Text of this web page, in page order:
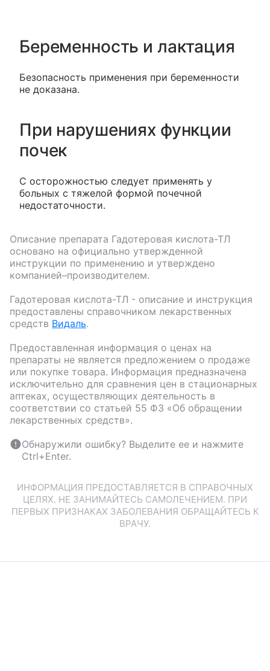
Беременность и лактация
Безопасность применения при беременности
не доказана.
При нарушениях функции
почек
С осторожностью следует применять у
больных с тяжелой формой почечной
недостаточности.
Описание препарата Гадотеровая кислота-ТЛ
основано на официально утвержденной
инструкции по применению и утверждено
компанией–производителем.
Гадотеровая кислота-ТЛ - описание и инструкция
предоставлены справочником лекарственных
средств Видаль.
Предоставленная информация о ценах на
препараты не является предложением о продаже
или покупке товара. Информация предназначена
исключительно для сравнения цен в стационарных
аптеках, осуществляющих деятельность в
соответствии со статьей 55 ФЗ «Об обращении
лекарственных средств».
Обнаружили ошибку? Выделите ее и нажмите
Ctrl+Enter.
ИНФОРМАЦИЯ ПРЕДОСТАВЛЯЕТСЯ В СПРАВОЧНЫХ
ЦЕЛЯХ. НЕ ЗАНИМАЙТЕСЬ САМОЛЕЧЕНИЕМ. ПРИ
ПЕРВЫХ ПРИЗНАКАХ ЗАБОЛЕВАНИЯ ОБРАЩАЙТЕСЬ К
ВРАЧУ.